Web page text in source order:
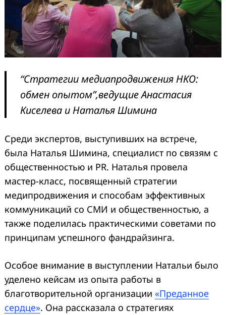
“Стратегии медиапродвижения НКО:
обмен опытом”,ведущие Анастасия
Киселева и Наталья Шимина
Среди экспертов, выступивших на встрече,
была Наталья Шимина, специалист по связям с
общественностью и PR. Наталья провела
мастер-класс, посвященный стратегии
медипродвижения и способам эффективных
коммуникаций со СМИ и общественностью, а
также поделилась практическими советами по
принципам успешного фандрайзинга.
Особое внимание в выступлении Натальи было
уделено кейсам из опыта работы в
благотворительной организации «Преданное
сердце». Она рассказала о стратегиях